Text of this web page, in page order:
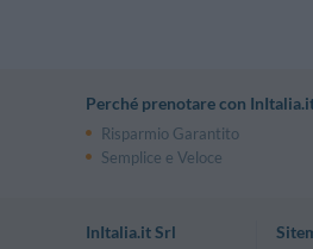
Perché prenotare con
Risparmio Garantito
Semplice e Veloce
InItalia.it Srl